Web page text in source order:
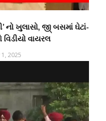
નો ખુલાસો, જી્‌ બસમાં ઘેટાં-
વિડીયો વાયરલ
1, 2025